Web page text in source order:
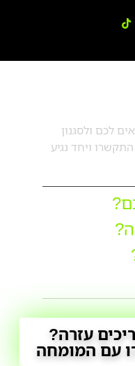
עזרה?
עם המומחה
לכם ולסגנון
ויחד נגיע